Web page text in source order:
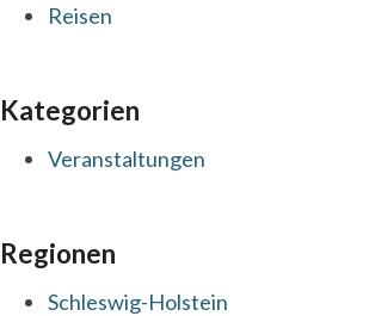
Reisen
Kategorien
Veranstaltungen
Regionen
Schleswig-Holstein